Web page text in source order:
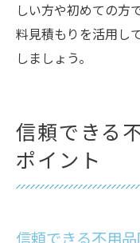
しい方や初めての方
料見積もりを活用し
しましょう。
信頼できる
ポイント